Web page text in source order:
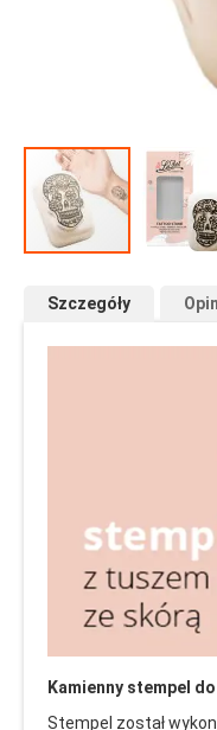
początek
Szczegóły
Kamienny stempel
Stempel został